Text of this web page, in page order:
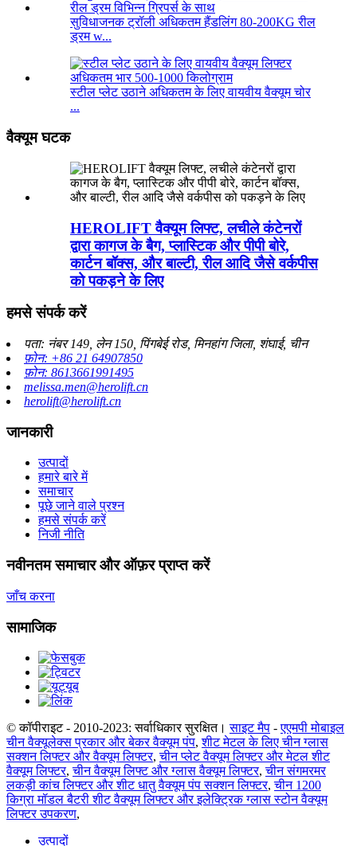
सुविधाजनक ट्रॉली अधिकतम हैंडलिंग 80-200KG रील
ड्रम w...
स्टील प्लेट उठाने अधिकतम के लिए वायवीय वैक्यूम चोर
...
वैक्यूम घटक
HEROLIFT वैक्यूम लिफ्ट, लचीले कंटेनरों
द्वारा कागज के बैग, प्लास्टिक और पीपी बोरे,
कार्टन बॉक्स, और बाल्टी, रील आदि जैसे वर्कपीस
को पकड़ने के लिए
हमसे संपर्क करें
पता: नंबर 149, लेन 150, पिंगबेई रोड, मिनहांग जिला, शंघाई, चीन
फ़ोन: +86 21 64907850
फ़ोन: 8613661991495
melissa.men@herolift.cn
herolift@herolift.cn
जानकारी
उत्पादों
हमारे बारे में
समाचार
पूछे जाने वाले प्रश्न
हमसे संपर्क करें
निजी नीति
नवीनतम समाचार और ऑफ़र प्राप्त करें
जाँच करना
सामाजिक
© कॉपीराइट - 2010-2023: सर्वाधिकार सुरक्षित। साइट मैप -एएमपी मोबाइल
चीन वैक्यूलेक्स प्रकार और बेकर वैक्यूम पंप,शीट मेटल के लिए चीन ग्लास
सक्शन लिफ्टर और वैक्यूम लिफ्टर,चीन प्लेट वैक्यूम लिफ्टर और मेटल शीट
वैक्यूम लिफ्टर,चीन वैक्यूम लिफ्ट और ग्लास वैक्यूम लिफ्टर,चीन संगमरमर
लकड़ी कांच लिफ्टर और शीट धातु वैक्यूम पंप सक्शन लिफ्टर,चीन 1200
किग्रा मॉडल बैटरी शीट वैक्यूम लिफ्टर और इलेक्ट्रिक ग्लास स्टोन वैक्यूम
लिफ्टर उपकरण,
उत्पादों